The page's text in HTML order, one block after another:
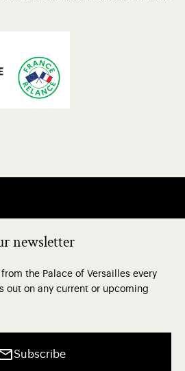
newsletter
the Palace of Versailles every
out on any current or upcoming
Subscribe